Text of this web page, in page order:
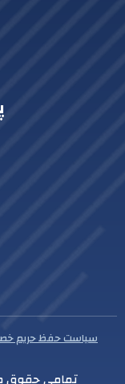
سیاست حفظ حریم
تمامی